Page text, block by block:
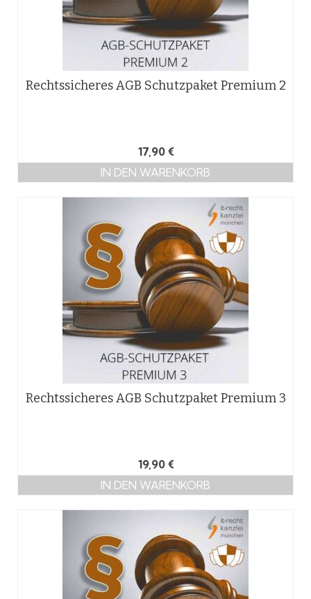
Rechtssicheres AGB Schutzpaket Premium 2
17,90 €
IN DEN WARENKORB
Rechtssicheres AGB Schutzpaket Premium 3
19,90 €
IN DEN WARENKORB